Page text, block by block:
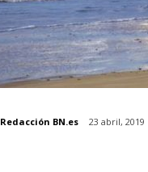
Redacción BN.es 23 abril, 2019